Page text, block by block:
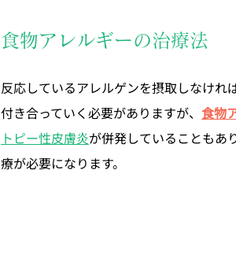
食物アレルギーの治療法
反応しているアレルゲンを摂取しなけれ
付き合っていく必要がありますが、 食物
トピー性皮膚炎が併発していることもあ
療が必要になります。